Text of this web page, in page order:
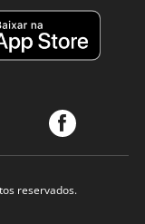
reservados.